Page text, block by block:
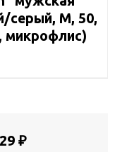
серый, M, 50,
микрофлис)
₽